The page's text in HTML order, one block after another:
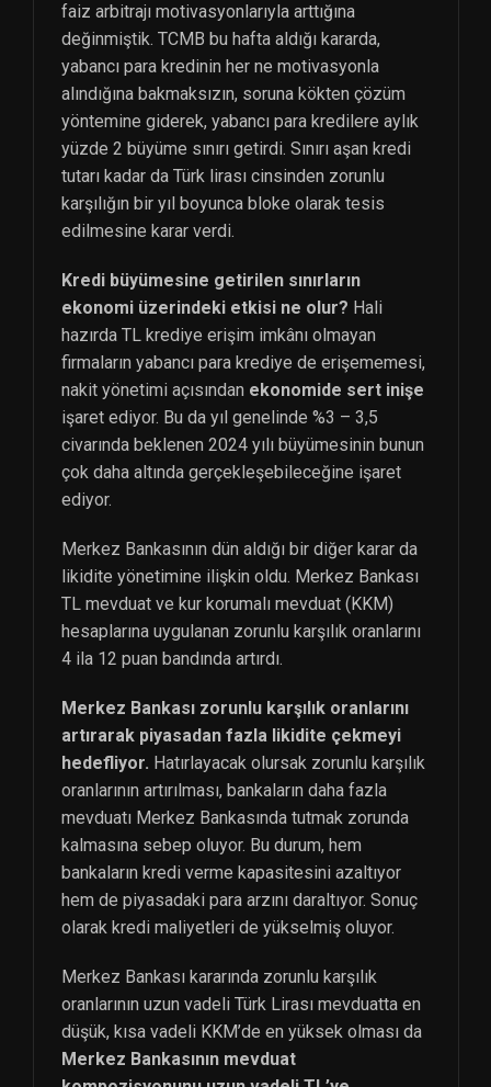
faiz arbitrajı motivasyonlarıyla arttığına
değinmiştik. TCMB bu hafta aldığı kararda,
yabancı para kredinin her ne motivasyonla
alındığına bakmaksızın, soruna kökten çözüm
yöntemine giderek, yabancı para kredilere aylık
yüzde 2 büyüme sınırı getirdi. Sınırı aşan kredi
tutarı kadar da Türk lirası cinsinden zorunlu
karşılığın bir yıl boyunca bloke olarak tesis
edilmesine karar verdi.
Kredi büyümesine getirilen sınırların
ekonomi üzerindeki etkisi ne olur? Hali
hazırda TL krediye erişim imkânı olmayan
firmaların yabancı para krediye de erişememesi,
nakit yönetimi açısından ekonomide sert inişe
işaret ediyor. Bu da yıl genelinde %3 – 3,5
civarında beklenen 2024 yılı büyümesinin bunun
çok daha altında gerçekleşebileceğine işaret
ediyor.
Merkez Bankasının dün aldığı bir diğer karar da
likidite yönetimine ilişkin oldu. Merkez Bankası
TL mevduat ve kur korumalı mevduat (KKM)
hesaplarına uygulanan zorunlu karşılık oranlarını
4 ila 12 puan bandında artırdı.
Merkez Bankası zorunlu karşılık oranlarını
artırarak piyasadan fazla likidite çekmeyi
hedefliyor. Hatırlayacak olursak zorunlu karşılık
oranlarının artırılması, bankaların daha fazla
mevduatı Merkez Bankasında tutmak zorunda
kalmasına sebep oluyor. Bu durum, hem
bankaların kredi verme kapasitesini azaltıyor
hem de piyasadaki para arzını daraltıyor. Sonuç
olarak kredi maliyetleri de yükselmiş oluyor.
Merkez Bankası kararında zorunlu karşılık
oranlarının uzun vadeli Türk Lirası mevduatta en
düşük, kısa vadeli KKM’de en yüksek olması da
Merkez Bankasının mevduat